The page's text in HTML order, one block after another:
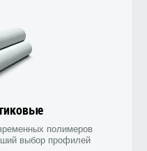
полимеров
выбор профилей